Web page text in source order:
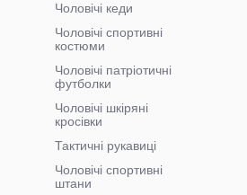
Чоловічі кеди
Чоловічі спортивні
костюми
Чоловічі патріотичні
футболки
Чоловічі шкіряні
кросівки
Тактичні рукавиці
Чоловічі спортивні
штани